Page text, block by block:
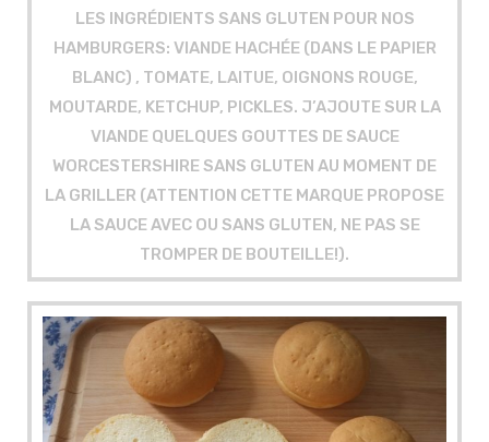
LES INGRÉDIENTS SANS GLUTEN POUR NOS
HAMBURGERS: VIANDE HACHÉE (DANS LE PAPIER
BLANC) , TOMATE, LAITUE, OIGNONS ROUGE,
MOUTARDE, KETCHUP, PICKLES. J’AJOUTE SUR LA
VIANDE QUELQUES GOUTTES DE SAUCE
WORCESTERSHIRE SANS GLUTEN AU MOMENT DE
LA GRILLER (ATTENTION CETTE MARQUE PROPOSE
LA SAUCE AVEC OU SANS GLUTEN, NE PAS SE
TROMPER DE BOUTEILLE!).